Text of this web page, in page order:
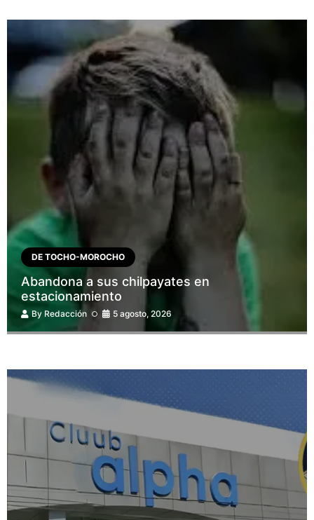
DE TOCHO-MOROCHO
Abandona a sus chilpayates en
estacionamiento
By Redacción 5 agosto, 2026